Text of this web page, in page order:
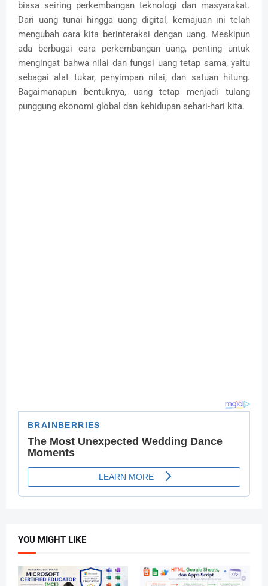
biasa seiring perkembangan teknologi dan masyarakat.
Dari uang tunai hingga uang digital, kemajuan ini telah
mengubah cara kita berinteraksi dengan uang. Meskipun
ada berbagai cara perkembangan uang, penting untuk
mengingat bahwa nilai dan fungsi uang tetap sama, yaitu
sebagai alat tukar, penyimpan nilai, dan satuan hitung.
Bagaimanapun bentuknya, uang tetap menjadi tulang
punggung ekonomi global dan kehidupan sehari-hari kita.
YOU MIGHT LIKE